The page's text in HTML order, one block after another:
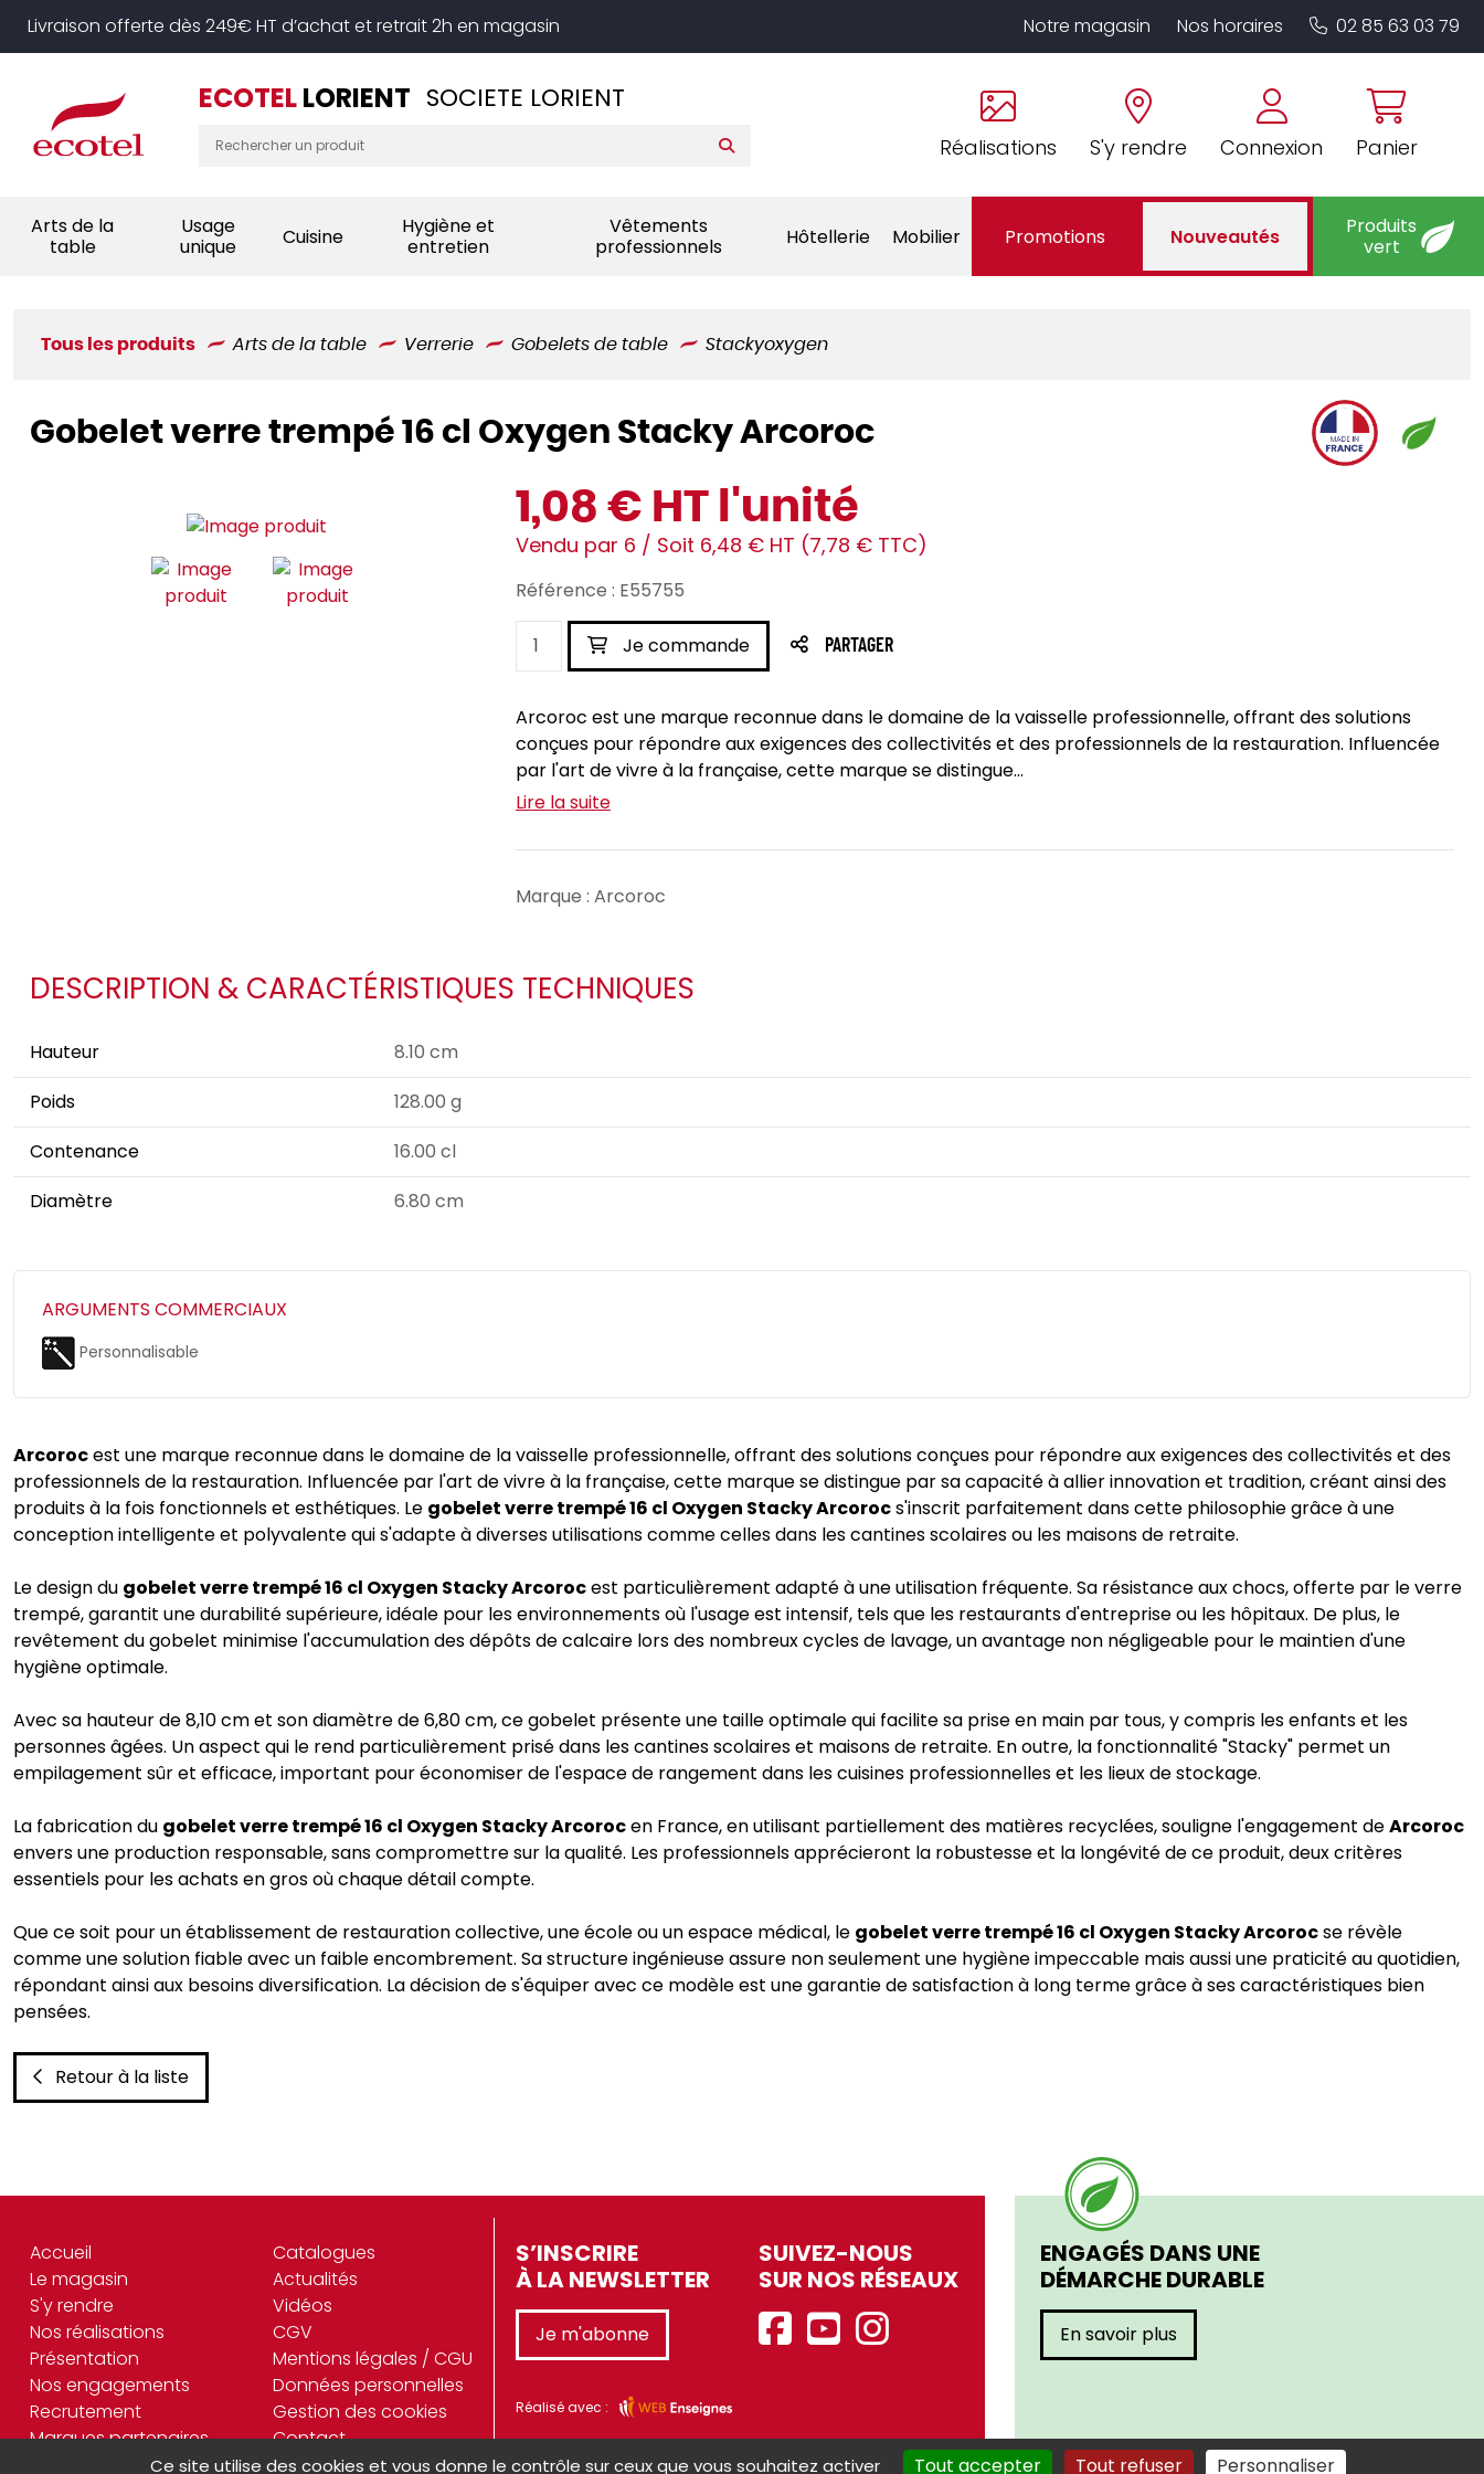
Livraison offerte dès 249€ HT d’achat et retrait 2h en magasin
Réalisations S'y rendre Connexion Panier
ECOTELLORIENT SOCIETE LORIENT
Notre magasin Nos horaires 02 85 63 03 79
Arts de la
table
Usage
unique
Cuisine
Hygiène et
entretien
Vêtements
professionnels
Hôtellerie Mobilier Promotions Nouveautés
Produits
vert
Tous les produits Arts de la table Verrerie Gobelets de table Stackyoxygen
Gobelet verre trempé 16 cl Oxygen Stacky Arcoroc
1,08 € HT l'unité
Vendu par 6 / Soit 6,48 € HT (7,78 € TTC)
Référence : E55755
Je commande PARTAGER
Arcoroc est une marque reconnue dans le domaine de la vaisselle professionnelle, offrant des solutions
conçues pour répondre aux exigences des collectivités et des professionnels de la restauration. Influencée
par l'art de vivre à la française, cette marque se distingue...
Lire la suite
Marque : Arcoroc
DESCRIPTION & CARACTÉRISTIQUES TECHNIQUES
Hauteur
8.10 cm
Poids
128.00 g
Contenance
16.00 cl
Diamètre
6.80 cm
ARGUMENTS COMMERCIAUX
Personnalisable
Arcorocest une marque reconnue dans le domaine de la vaisselle professionnelle, offrant des solutions conçues pour répondre aux exigences des collectivités et des
professionnels de la restauration. Influencée par l'art de vivre à la française, cette marque se distingue par sa capacité à allier innovation et tradition, créant ainsi des
produits à la fois fonctionnels et esthétiques. Le gobelet verre trempé 16 cl Oxygen Stacky Arcorocs'inscrit parfaitement dans cette philosophie grâce à une
conception intelligente et polyvalente qui s'adapte à diverses utilisations comme celles dans les cantines scolaires ou les maisons de retraite.
Le design du gobelet verre trempé 16 cl Oxygen Stacky Arcorocest particulièrement adapté à une utilisation fréquente. Sa résistance aux chocs, offerte par le verre
trempé, garantit une durabilité supérieure, idéale pour les environnements où l'usage est intensif, tels que les restaurants d'entreprise ou les hôpitaux. De plus, le
revêtement du gobelet minimise l'accumulation des dépôts de calcaire lors des nombreux cycles de lavage, un avantage non négligeable pour le maintien d'une
hygiène optimale.
Avec sa hauteur de 8,10 cm et son diamètre de 6,80 cm, ce gobelet présente une taille optimale qui facilite sa prise en main par tous, y compris les enfants et les
personnes âgées. Un aspect qui le rend particulièrement prisé dans les cantines scolaires et maisons de retraite. En outre, la fonctionnalité "Stacky" permet un
empilagement sûr et efficace, important pour économiser de l'espace de rangement dans les cuisines professionnelles et les lieux de stockage.
La fabrication du gobelet verre trempé 16 cl Oxygen Stacky Arcorocen France, en utilisant partiellement des matières recyclées, souligne l'engagement deArcoroc
envers une production responsable, sans compromettre sur la qualité. Les professionnels apprécieront la robustesse et la longévité de ce produit, deux critères
essentiels pour les achats en gros où chaque détail compte.
Que ce soit pour un établissement de restauration collective, une école ou un espace médical, le gobelet verre trempé 16 cl Oxygen Stacky Arcorocse révèle
comme une solution fiable avec un faible encombrement. Sa structure ingénieuse assure non seulement une hygiène impeccable mais aussi une praticité au quotidien,
répondant ainsi aux besoins diversification. La décision de s'équiper avec ce modèle est une garantie de satisfaction à long terme grâce à ses caractéristiques bien
pensées.
Retour à la liste
ENGAGÉS DANS UNE
DÉMARCHE DURABLE
En savoir plus
Accueil
Le magasin
S'y rendre
Nos réalisations
Présentation
Nos engagements
Recrutement
Marques partenaires
Catalogues
Actualités
Vidéos
CGV
Mentions légales / CGU
Données personnelles
Gestion des cookies
Contact
S’INSCRIRE
À LA NEWSLETTER
Je m'abonne
SUIVEZ-NOUS
SUR NOS RÉSEAUX
Réalisé avec :
Panneau de gestion des cookies
Ce site utilise des cookies et vous donne le contrôle sur ceux que vous souhaitez activer Tout accepter Tout refuser Personnaliser